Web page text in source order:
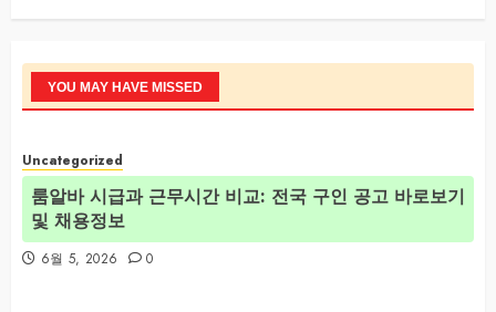
YOU MAY HAVE MISSED
Uncategorized
룸알바 시급과 근무시간 비교: 전국 구인 공고 바로보기
및 채용정보
6월 5, 2026 0